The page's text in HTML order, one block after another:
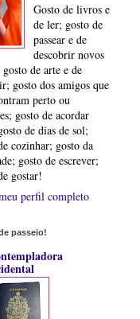
Gosto de livros e
de ler; gosto de
passear e de
descobrir novos
de arte e de
gosto dos amigos que
perto ou
gosto de acordar
de dias de sol;
cozinhar; gosto da
gosto de escrever;
gostar!
perfil completo
passeio!